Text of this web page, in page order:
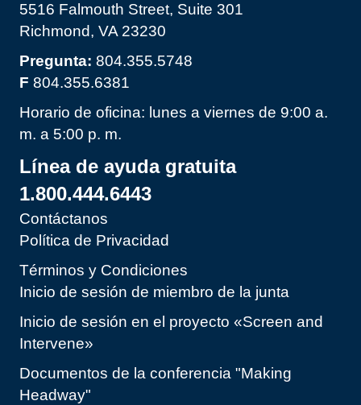
5516 Falmouth Street, Suite 301
Richmond, VA 23230
Pregunta: 804.355.5748
F 804.355.6381
Horario de oficina: lunes a viernes de 9:00 a.
m. a 5:00 p. m.
Línea de ayuda gratuita
1.800.444.6443
Contáctanos
Política de Privacidad
Términos y Condiciones
Inicio de sesión de miembro de la junta
Inicio de sesión en el proyecto «Screen and
Intervene»
Documentos de la conferencia "Making
Headway"